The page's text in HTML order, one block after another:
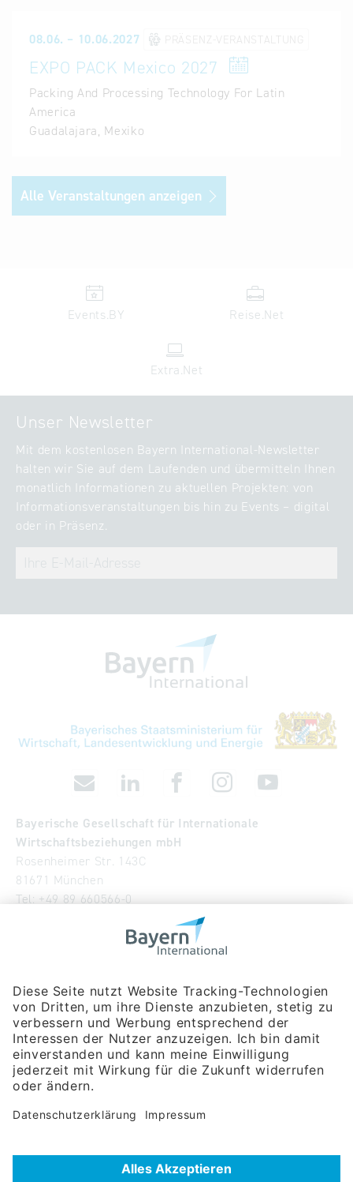
08.06. – 10.06.2027 PRÄSENZ-VERANSTALTUNG
EXPO PACK Mexico 2027
Packing And Processing Technology For Latin
America
Guadalajara, Mexiko
Alle Veranstaltungen anzeigen
Events.BY Reise.Net
Extra.Net
Unser Newsletter
Mit dem kostenlosen Bayern International-Newsletter
halten wir Sie auf dem Laufenden und übermitteln Ihnen
monatlich Informationen zu aktuellen Projekten: von
Informationsveranstaltungen bis hin zu Events – digital
oder in Präsenz.
Bayerische Gesellschaft für Internationale
Wirtschaftsbeziehungen mbH
Rosenheimer Str. 143C
81671 München
Tel: +49 89 660566-0
Publikationen
Newsroom
Impressum
Datenschutzerklärung
Barrierefreiheitserklärung
Veranstaltungssuche
Unternehmerreisen